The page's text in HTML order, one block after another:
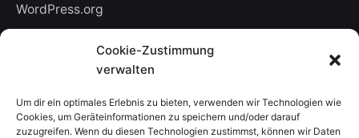
Cookie-Zustimmung
verwalten
Um dir ein optimales Erlebnis zu bieten, verwenden wir Technologien wie
Cookies, um Geräteinformationen zu speichern und/oder darauf
zuzugreifen. Wenn du diesen Technologien zustimmst, können wir Daten
WordPress.org
Leave a Reply
Deine E-Mail-Adresse wird nicht veröffentlicht.
Erforderliche Felder sind mit*markiert